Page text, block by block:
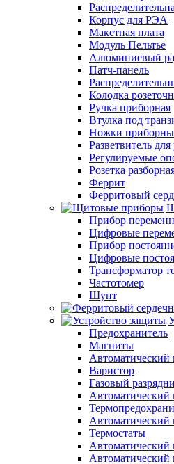
Корпус для РЭА
Макетная плата
Модуль Пельтье
Алюминиевый
Патч-панель
Колодка
Ручка приборная
Втулка под
Ножки
Разветвитель для
Регулируемые
Розетка
Феррит
Ферритовый
Прибор
Цифровые
Прибор
Цифровые
Трансформатор
Частотомер
Шунт
Предохранитель
Магниты
Автоматический
Варистор
Газовый
Автоматический
Автоматический
Термостаты
Автоматический
Автоматический